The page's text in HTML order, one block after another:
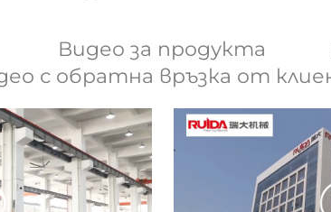
Видео за продукта
с обратна връзка от